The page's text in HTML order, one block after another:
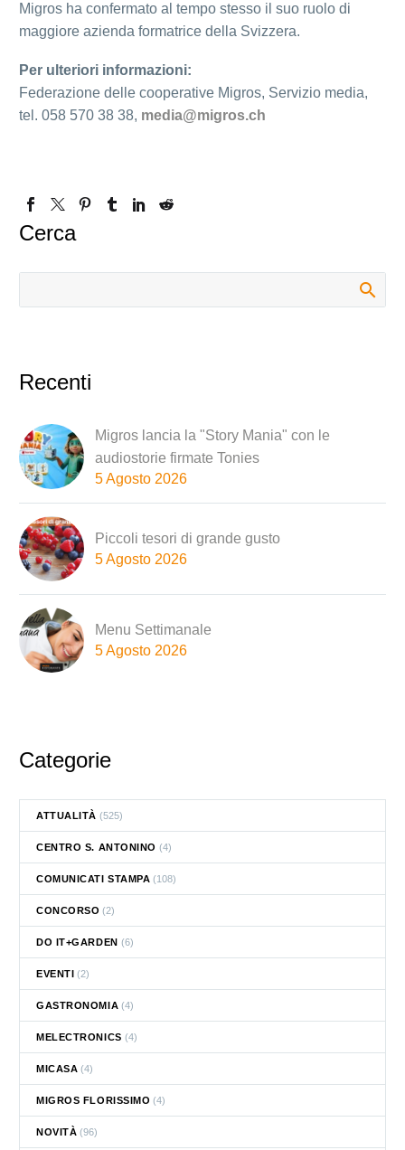
Migros ha confermato al tempo stesso il suo ruolo di
maggiore azienda formatrice della Svizzera.
Per ulteriori informazioni:
Federazione delle cooperative Migros, Servizio media,
tel. 058 570 38 38, media@migros.ch
Cerca
Recenti
Migros lancia la "Story Mania" con le
audiostorie firmate Tonies
5 Agosto 2026
Piccoli tesori di grande gusto
5 Agosto 2026
Menu Settimanale
5 Agosto 2026
Categorie
ATTUALITÀ (525)
CENTRO S. ANTONINO (4)
COMUNICATI STAMPA (108)
CONCORSO (2)
DO IT+GARDEN (6)
EVENTI (2)
GASTRONOMIA (4)
MELECTRONICS (4)
MICASA (4)
MIGROS FLORISSIMO (4)
NOVITÀ (96)